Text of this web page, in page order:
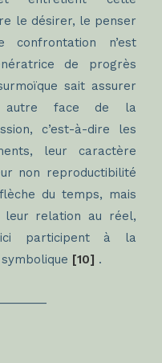
le désirer, le penser
n’est
de progrès
sait assurer
autre face de la
c’est-à-dire les
leur caractère
non reproductibilité
du temps, mais
leur relation au réel,
participent à la
[10] .